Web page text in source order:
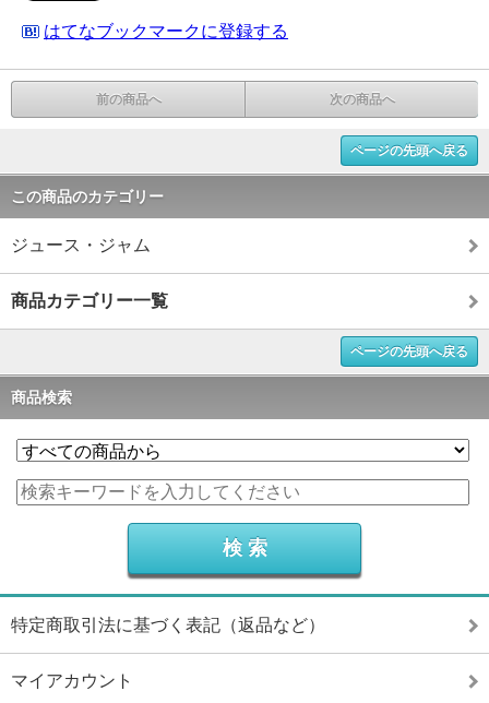
はてなブックマークに登録する
前の商品へ 次の商品へ
ページの先頭へ戻る
この商品のカテゴリー
ジュース・ジャム
商品カテゴリー一覧
ページの先頭へ戻る
商品検索
特定商取引法に基づく表記（返品など）
マイアカウント